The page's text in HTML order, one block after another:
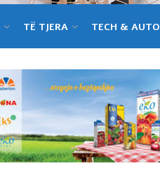
TË TJERA TECH & AUTO